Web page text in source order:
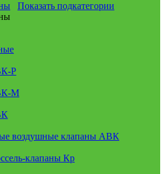
Показать подкатегории
Р
М
воздушные клапаны АВК
клапаны Кр